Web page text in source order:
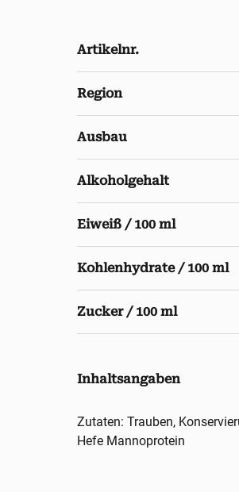
Artikelnr.
Region
Ausbau
Alkoholgehalt
Eiweiß / 100 ml
Kohlenhydrate / 100 ml
Zucker / 100 ml
Inhaltsangaben
Zutaten: Trauben,
Hefe Mannoprotein